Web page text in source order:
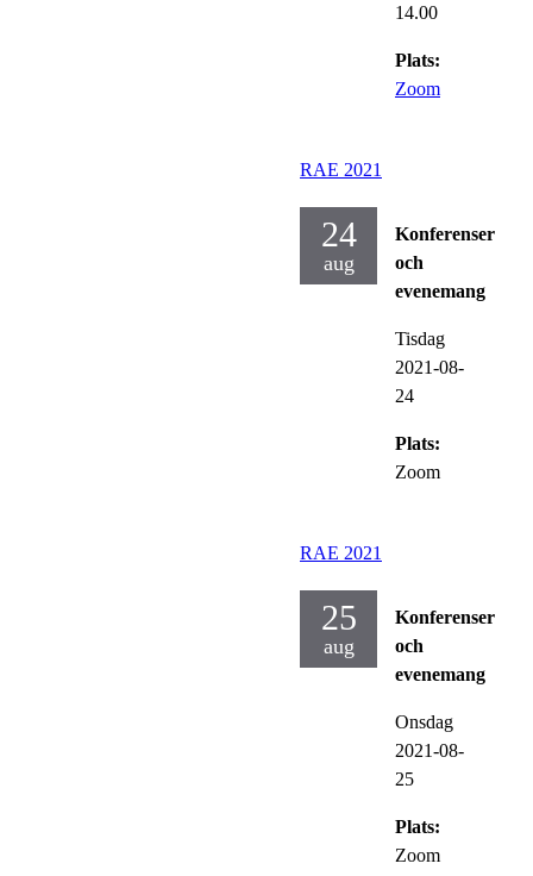
14.00
Plats:
Zoom
RAE 2021
24
aug
Konferenser
och
evenemang
Tisdag
2021-08-
24
Plats:
Zoom
RAE 2021
25
aug
Konferenser
och
evenemang
Onsdag
2021-08-
25
Plats:
Zoom